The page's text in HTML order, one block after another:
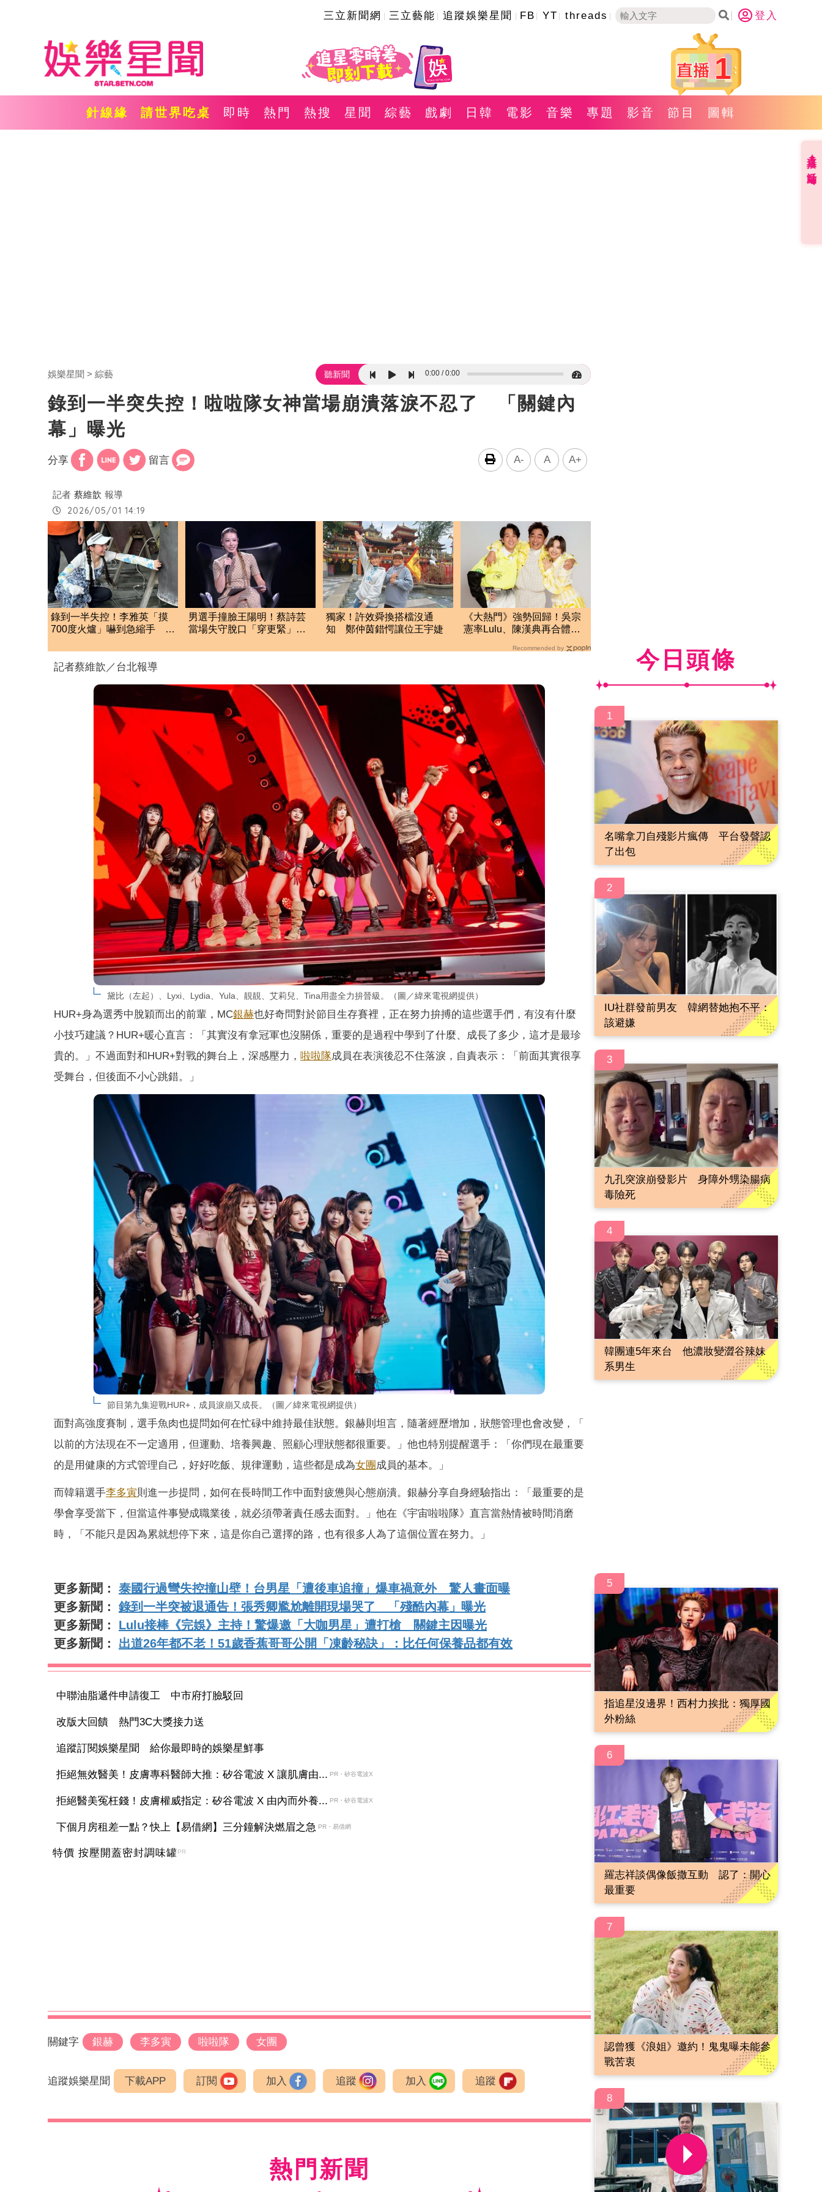
三立新聞網 三立藝能 追蹤娛樂星聞 FB YT threads 登入
1
針線緣 請世界吃桌 即時 熱門 熱搜 星聞 綜藝 戲劇 日韓 電影 音樂 專題 影音 節目 圖輯
娛樂星聞 綜藝 聽新聞 0:00 0:00
錄到一半突失控！啦啦隊女神當場崩潰落淚不忍了 「關鍵內
幕」曝光
分享 留言 A- A A+
記者 蔡維歆 報導
2026/05/01 14:19
錄到一半失控！李雅英「摸
700度火爐」嚇到急縮手 驚
男選手撞臉王陽明！蔡詩芸
當場失守脫口「穿更緊」
獨家！許效舜換搭檔沒通
知 鄭仲茵錯愕讓位王宇婕
《大熱門》強勢回歸！吳宗
憲率Lulu、陳漢典再合體
Recommended by
記者蔡維歆／台北報導
黛比（左起）、Lyxi、Lydia、Yula、靚靚、艾莉兒、Tina用盡全力拚晉級。（圖／緯來電視網提供）
HUR+身為選秀中脫穎而出的前輩，MC銀赫也好奇問對於節目生存賽裡，正在努力拚搏的這些選手們， 有沒有什麼
小技巧建議？HUR+暖心直言：「 其實沒有拿冠軍也沒關係，重要的是過程中學到了什麼、
成長了多少，這才是最珍
貴的。」不過面對和HUR+對戰的舞台上，深感壓力， 啦啦隊成員在表演後忍不住落淚， 自責表示：「前面其實很享
受舞台，但後面不小心跳錯。」
節目第九集迎戰HUR+，成員淚崩又成長。（圖／緯來電視網提供）
面對高強度賽制，選手魚肉也提問如何在忙碌中維持最佳狀態。 銀赫則坦言，隨著經歷增加，狀態管理也會改變，「
以前的方法現在不一定適用，但運動、培養興趣、 照顧心理狀態都很重要。」他也特別提醒選手：「 你們現在最重要
的是用健康的方式管理自己，好好吃飯、規律運動， 這些都是成為女團成員的基本。」
而韓籍選手李多寅則進一步提問， 如何在長時間工作中面對疲憊與心態崩潰。銀赫分享自身經驗指出：
「最重要的是
學會享受當下，但當這件事變成職業後， 就必須帶著責任感去面對。」他在《宇宙啦啦隊》 直言當熱情被時間消磨
時，「 不能只是因為累就想停下來，這是你自己選擇的路， 也有很多人為了這個位置在努力。」
更多新聞： 泰國行過彎失控撞山壁！台男星「遭後車追撞」爆車禍意外 驚人畫面曝
更多新聞： 錄到一半突被退通告！張秀卿尷尬離開現場哭了 「殘酷內幕」曝光
更多新聞： Lulu接棒《完娛》主持！驚爆邀「大咖男星」遭打槍 關鍵主因曝光
更多新聞： 出道26年都不老！51歲香蕉哥哥公開「凍齡秘訣」：比任何保養品都有效
中聯油脂遞件申請復工 中市府打臉駁回
改版大回饋 熱門3C大獎接力送
追蹤訂閱娛樂星聞 給你最即時的娛樂星鮮事
拒絕無效醫美！皮膚專科醫師大推：矽谷電波 X 讓肌膚由... PR・矽谷電波X
拒絕醫美冤枉錢！皮膚權威指定：矽谷電波 X 由內而外養... PR・矽谷電波X
下個月房租差一點？快上【易借網】三分鐘解決燃眉之急 PR・易借網
特價 按壓開蓋密封調味罐PR
關鍵字 銀赫 李多寅 啦啦隊 女團
追蹤娛樂星聞 下載APP 訂閱 加入 追蹤 加入 追蹤
熱門新聞
今日頭條
1
名嘴拿刀自殘影片瘋傳 平台發聲認
了出包
2
IU社群發前男友 韓網替她抱不平：
該避嫌
3
九孔突淚崩發影片 身障外甥染腸病
毒險死
4
韓團連5年來台 他濃妝變澀谷辣妹
系男生
5
指追星沒邊界！西村力挨批：獨厚國
外粉絲
6
羅志祥談偶像飯撒互動 認了：開心
最重要
7
認曾獲《浪姐》邀約！鬼鬼曝未能參
戰苦衷
8
直播✦活動